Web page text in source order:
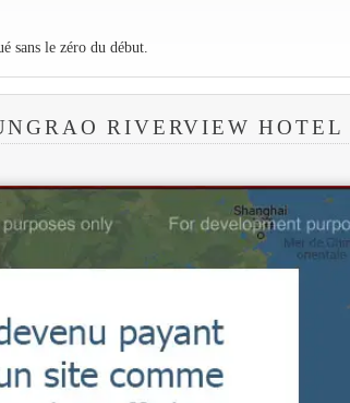
sans le zéro du début.
RIVERVIEW HOTEL